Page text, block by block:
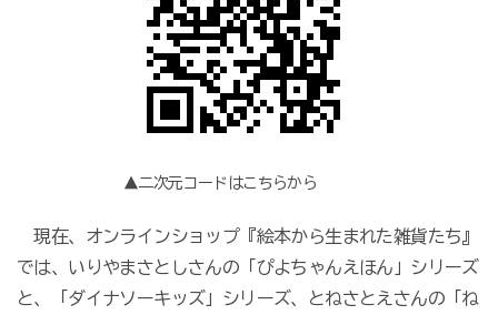
▲二次元コードはこちらから
現在、オンラインショップ『絵本から生まれた雑貨たち』
では、いりやまさとしさんの「ぴよちゃんえほん」シリーズ
と、「ダイナソーキッズ」シリーズ、とねさとえさんの「ね